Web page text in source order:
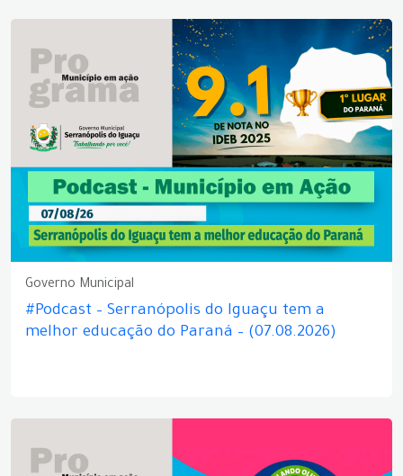
Governo Municipal
#Podcast – Serranópolis do Iguaçu tem a
melhor educação do Paraná – (07.08.2026)